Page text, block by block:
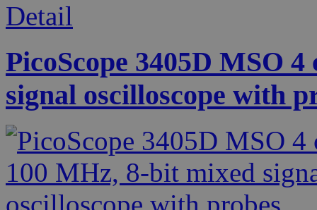
Detail
PicoScope 3405D MSO
signal oscilloscope with